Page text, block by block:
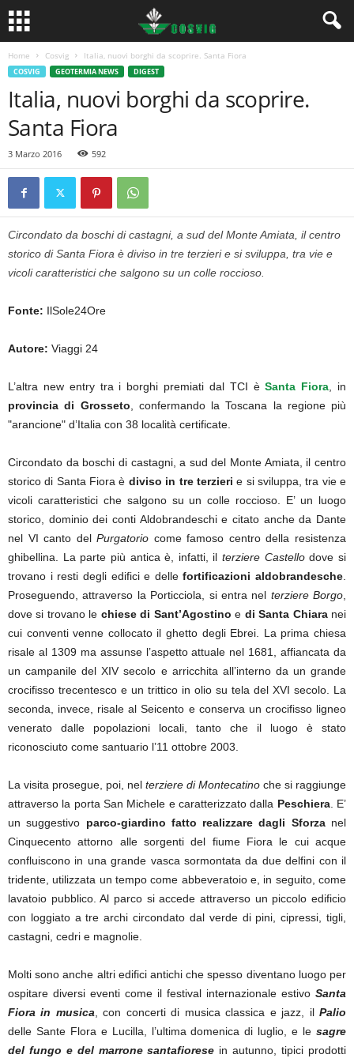
Home Cosvig Italia, nuovi borghi da scoprire. Santa Fiora
COSVIG GEOTERMIA NEWS DIGEST
Italia, nuovi borghi da scoprire.
Santa Fiora
3 Marzo 2016 592
Circondato da boschi di castagni, a sud del Monte Amiata, il centro
storico di Santa Fiora è diviso in tre terzieri e si sviluppa, tra vie e
vicoli caratteristici che salgono su un colle roccioso.
Fonte: IlSole24Ore
Autore: Viaggi 24
L’altra new entry tra i borghi premiati dal TCI èSanta Fiora , in
provincia di Grosseto , confermando la Toscana la regione più
"arancione" d’Italia con 38 località certificate.
Circondato da boschi di castagni, a sud del Monte Amiata, il centro
storico di Santa Fiora è diviso in tre terzieri e si sviluppa, tra vie e
vicoli caratteristici che salgono su un colle roccioso. E’ un luogo
storico, dominio dei conti Aldobrandeschi e citato anche da Dante
nel VI canto delPurgatorio come famoso centro della resistenza
ghibellina. La parte più antica è, infatti, ilterziere Castellodove si
trovano i resti degli edifici e dellefortificazioni aldobrandesche
Proseguendo, attraverso la Porticciola, si entra nel terziere Borgo
dove si trovano le chiese di Sant’Agostino e di Santa Chiara nei
cui conventi venne collocato il ghetto degli Ebrei. La prima chiesa
risale al 1309 ma assunse l’aspetto attuale nel 1681, affiancata da
un campanile del XIV secolo e arricchita all’interno da un grande
crocifisso trecentesco e un trittico in olio su tela del XVI secolo. La
seconda, invece, risale al Seicento e conserva un crocifisso ligneo
venerato dalle popolazioni locali, tanto che il luogo è stato
riconosciuto come santuario l’11 ottobre 2003.
La visita prosegue, poi, nel terziere di Montecatino che si raggiunge
attraverso la porta San Michele e caratterizzato dalla Peschiera. E’
un suggestivo parco-giardino fatto realizzare dagli Sforzanel
Cinquecento attorno alle sorgenti del fiume Fiora le cui acque
confluiscono in una grande vasca sormontata da due delfini con il
tridente, utilizzata un tempo come abbeveratoio e, in seguito, come
lavatoio pubblico. Al parco si accede attraverso un piccolo edificio
con loggiato a tre archi circondato dal verde di pini, cipressi, tigli,
castagni, cedri e magnolie.
Molti sono anche altri edifici antichi che spesso diventano luogo per
ospitare diversi eventi come il festival internazionale estivo Santa
Fiora in musica , con concerti di musica classica e jazz, ilPalio
delle Sante Flora e Lucilla, l’ultima domenica di luglio, e le sagre
del fungo e del marrone santafiorese in autunno, tipici prodotti